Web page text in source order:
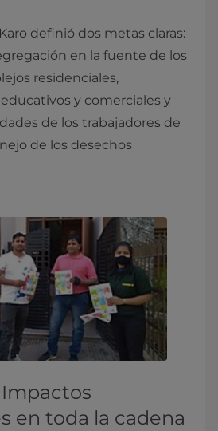
definió dos metas claras:
en la fuente de los
residenciales,
y comerciales y
de los trabajadores de
de los desechos
en toda la cadena